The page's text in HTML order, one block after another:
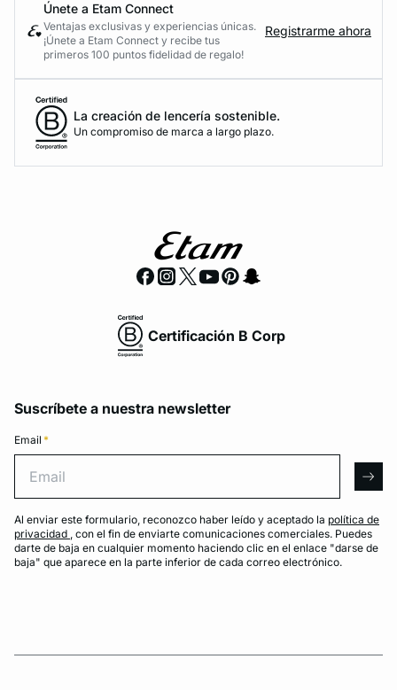
Únete a Etam Connect
Ventajas exclusivas y experiencias únicas.
¡Únete a Etam Connect y recibe tus
primeros 100 puntos fidelidad de regalo!
Registrarme ahora
La creación de lencería sostenible.
Un compromiso de marca a largo plazo.
Certificación B Corp
Suscríbete a nuestra newsletter
Email *
Al enviar este formulario, reconozco haber leído y aceptado la política de
privacidad , con el fin de enviarte comunicaciones comerciales. Puedes
darte de baja en cualquier momento haciendo clic en el enlace "darse de
baja" que aparece en la parte inferior de cada correo electrónico.